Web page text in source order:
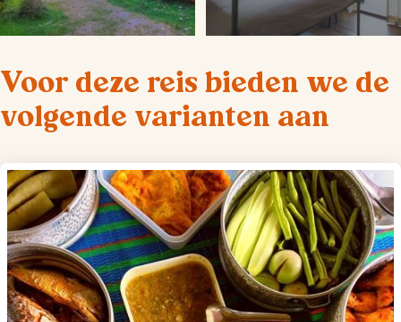
Voor deze reis bieden we de
volgende varianten aan